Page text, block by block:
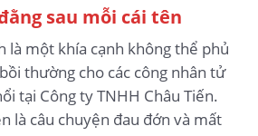
sau mỗi cái tên
là một khía cạnh không thể phủ
thường cho các công nhân tử
tại Công ty TNHH Châu Tiến.
là câu chuyện đau đớn và mất